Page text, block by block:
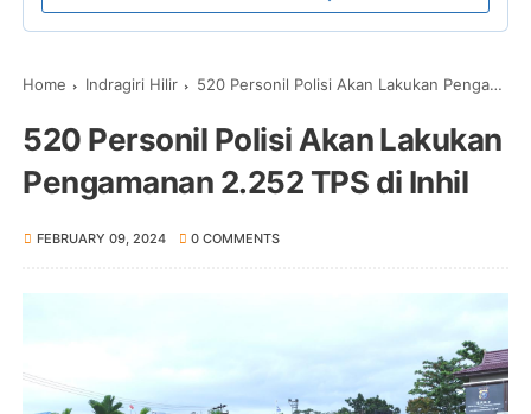
Home Indragiri Hilir 520 Personil Polisi Akan Lakukan Pengamanan 2.252 TPS di Inhil
520 Personil Polisi Akan Lakukan
Pengamanan 2.252 TPS di Inhil
FEBRUARY 09, 2024 0 COMMENTS